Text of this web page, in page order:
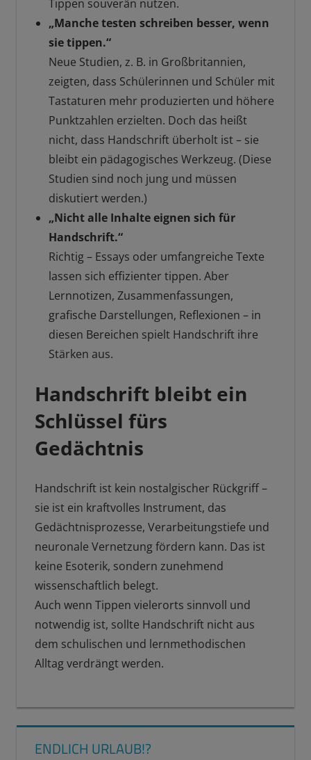
Tippen souverän nutzen.
„Manche testen schreiben besser, wenn
sie tippen.“
Neue Studien, z. B. in Großbritannien,
zeigten, dass Schülerinnen und Schüler mit
Tastaturen mehr produzierten und höhere
Punktzahlen erzielten. Doch das heißt
nicht, dass Handschrift überholt ist – sie
bleibt ein pädagogisches Werkzeug. (Diese
Studien sind noch jung und müssen
diskutiert werden.)
„Nicht alle Inhalte eignen sich für
Handschrift.“
Richtig – Essays oder umfangreiche Texte
lassen sich effizienter tippen. Aber
Lernnotizen, Zusammenfassungen,
grafische Darstellungen, Reflexionen – in
diesen Bereichen spielt Handschrift ihre
Stärken aus.
Handschrift bleibt ein
Schlüssel fürs
Gedächtnis
Handschrift ist kein nostalgischer Rückgriff –
sie ist ein kraftvolles Instrument, das
Gedächtnisprozesse, Verarbeitungstiefe und
neuronale Vernetzung fördern kann. Das ist
keine Esoterik, sondern zunehmend
wissenschaftlich belegt.
Auch wenn Tippen vielerorts sinnvoll und
notwendig ist, sollte Handschrift nicht aus
dem schulischen und lernmethodischen
Alltag verdrängt werden.
ENDLICH URLAUB!?